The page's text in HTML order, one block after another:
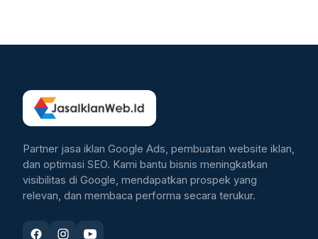
Partner jasa iklan Google Ads, pembuatan website iklan,
dan optimasi SEO. Kami bantu bisnis meningkatkan
visibilitas di Google, mendapatkan prospek yang
relevan, dan membaca performa secara terukur.